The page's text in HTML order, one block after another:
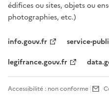
édifices ou sites, objets ou
photographies, etc.)
info.gouv.fr
service-
legifrance.gouv.fr
Accessibilité : non conforme